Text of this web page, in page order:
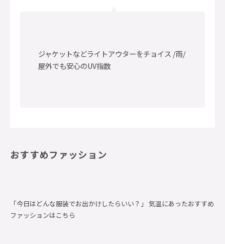
ジャケットなどライトアウターをチョイス /雨/
屋外でも安心のUV指数
おすすめファッション
「今日はどんな服装でお出かけしたらいい？」 気温にあったおすすめ
ファッションはこちら